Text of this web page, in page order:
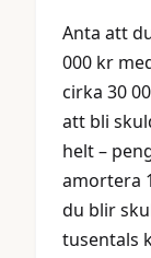
Anta att
000 kr
cirka 30
att bli
helt –
amortera
du blir
tusentals